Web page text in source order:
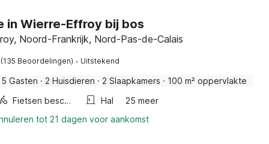
in Wierre-Effroy bij bos
Noord-Frankrijk, Nord-Pas-de-Calais
(135 Beoordelingen) · Uitstekend
5 Gasten · 2 Huisdieren · 2 Slaapkamers · 100 m² oppervlakte
Fietsen beschikbaar Hal
25 meer
tot 21 dagen voor aankomst